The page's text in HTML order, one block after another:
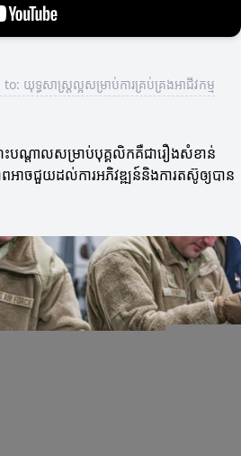
យុទ្ធសាស្ត្រល្អសម្រាប់ការគ្រប់គ្រងអាជីវកម្ម
តុះបណ្តាលសម្រាប់បុគ្គលិកគឺជារឿងសំខាន់
ាចជួយដល់ការអភិវឌ្ឍន៍និងការតស៊ូឲ្យបាន